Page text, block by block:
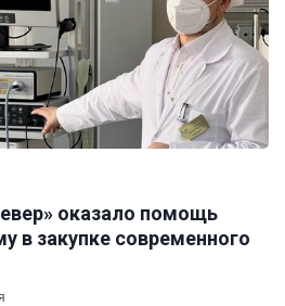
оказало помощь
в закупке современного